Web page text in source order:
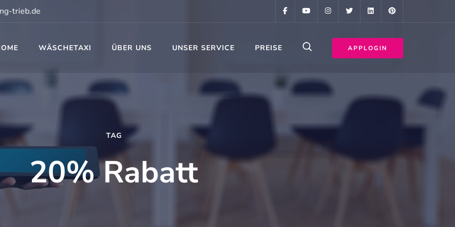
trieb.de
WÄSCHETAXI ÜBER UNS UNSER SERVICE PREISE APPLOGIN
TAG
20% Rabatt